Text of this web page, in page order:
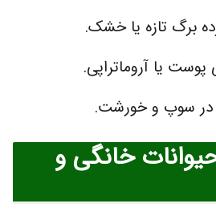
برگ تازه یا خشک.
پوست یا آروماتراپی.
در سوپ و خورشت.
خانگی و